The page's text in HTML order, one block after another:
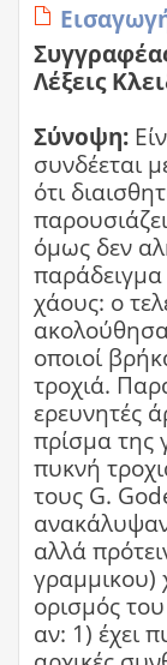
Λέξεις
Σύνοψη:
συνδέεται
ότι
όμως δεν
παράδειγμα
χάους: ο
οποιοί
τροχιά.
ερευνητές
πρίσμα της
πυκνή
τους G.
αλλά
γραμμικου)
ορισμός
αν: 1) έχει